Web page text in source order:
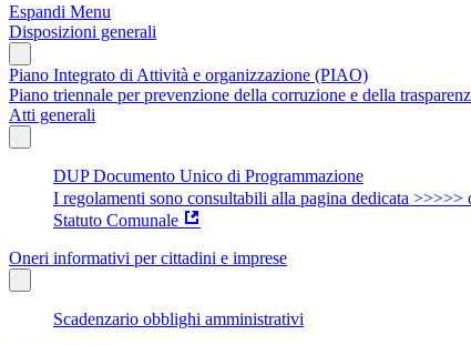
Espandi Menu
Disposizioni generali
Piano Integrato di Attività e organizzazione (PIAO)
Piano triennale per prevenzione della corruzione e della
Atti generali
DUP Documento Unico di Programmazione
I regolamenti sono consultabili alla pagina dedicata >>>>>
Statuto Comunale
Oneri informativi per cittadini e imprese
Scadenzario obblighi amministrativi